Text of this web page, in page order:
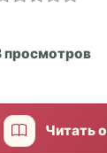
просмотров
Читать